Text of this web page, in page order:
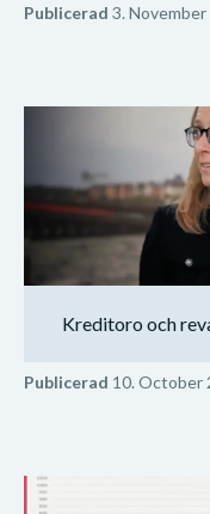
Publicerad 3. November
Kreditoro och
Publicerad 10. October